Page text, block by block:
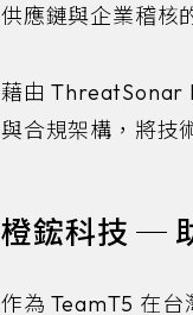
供應鏈與企業稽核
藉由 ThreatSonar
與合規架構，將技
橙鋐科技 ─
作為 TeamT5 在